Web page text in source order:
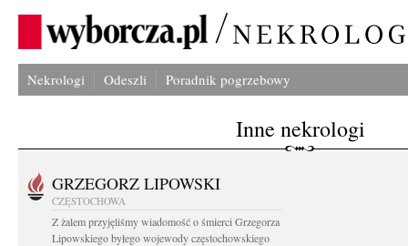
Nekrologi Odeszli Poradnik pogrzebowy
Inne nekrologi
GRZEGORZ LIPOWSKI
CZĘSTOCHOWA
Z żalem przyjęliśmy wiadomość o śmierci Grzegorza
Lipowskiego byłego wojewody częstochowskiego